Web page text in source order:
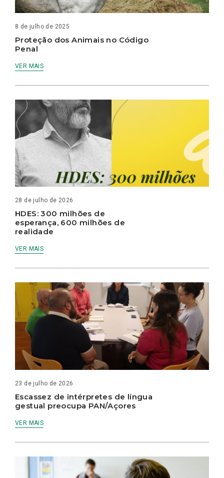
8 de julho de 2025
Proteção dos Animais no Código
Penal
VER MAIS
28 de julho de 2026
HDES: 300 milhões de
esperança, 600 milhões de
realidade
VER MAIS
23 de julho de 2026
Escassez de intérpretes de língua
gestual preocupa PAN/Açores
VER MAIS